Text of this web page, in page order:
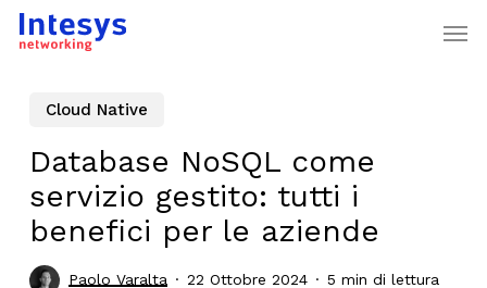
Skip
contentCloud Native
Database NoSQL come
servizio gestito: tutti i
benefici per le aziende
Paolo Varalta 22 Ottobre 2024 5 min di lettura